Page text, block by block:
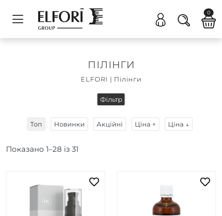
0
ПІЛІНГИ
ELFORI | Пілінги
Фільтр
Топ Новинки Акційні Ціна ↑ Ціна ↓
Показано 1–28 із 31